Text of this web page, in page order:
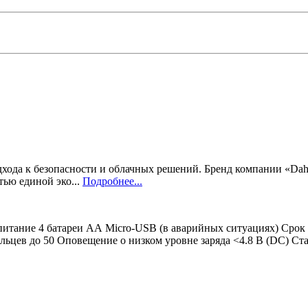
к безопасности и облачных решений. Бренд компании
единой эко... Подробнее...
4 батареи АА Micro-USB (в аварийных ситуациях)
до 50 Оповещение о низком уровне заряда <4.8 В (DC)